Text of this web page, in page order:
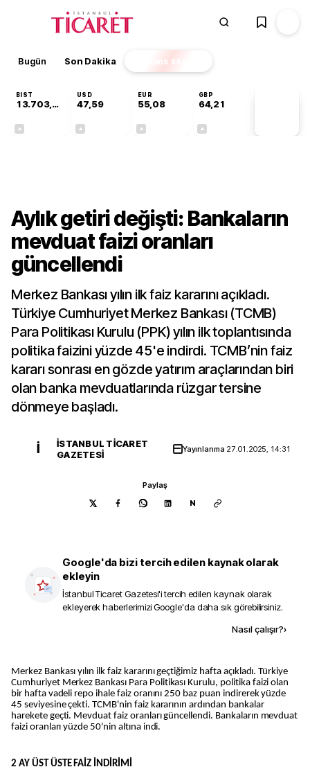
Bugün Son Dakika Finans EKSTRA
BIST
13.703,13
USD
47,59
EUR
55,08
GBP
64,21
Aylık getiri değişti: Bankaların
mevduat faizi oranları
güncellendi
Merkez Bankası yılın ilk faiz kararını açıkladı.
Türkiye Cumhuriyet Merkez Bankası (TCMB)
Para Politikası Kurulu (PPK) yılın ilk toplantısında
politika faizini yüzde 45'e indirdi. TCMB’nin faiz
kararı sonrası en gözde yatırım araçlarından biri
olan banka mevduatlarında rüzgar tersine
dönmeye başladı.
İ
İSTANBUL TICARET
GAZETESI
Yayınlanma 27.01.2025, 14:31
Paylaş
N
Google'da bizi tercih edilen kaynak olarak
ekleyin
İstanbul Ticaret Gazetesi'i tercih edilen kaynak olarak
ekleyerek haberlerimizi Google'da daha sık görebilirsiniz.
Nasıl çalışır?›
Merkez Bankası yılın ilk faiz kararını geçtiğimiz hafta açıkladı. Türkiye
Cumhuriyet Merkez Bankası Para Politikası Kurulu, politika faizi olan
bir hafta vadeli repo ihale faiz oranını 250 baz puan indirerek yüzde
45 seviyesine çekti. TCMB'nin faiz kararının ardından bankalar
harekete geçti. Mevduat faiz oranları güncellendi. Bankaların mevduat
faizi oranları yüzde 50'nin altına indi.
2 AY ÜST ÜSTE FAİZ İNDİRİMİ